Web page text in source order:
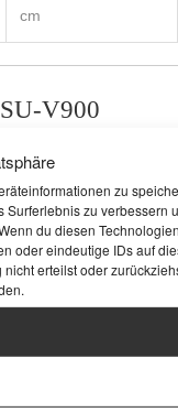
zu
Surferlebnis zu verbessern
du diesen
oder eindeutige IDs auf
erteilst oder
cm
V900
Du
beiAliexpress
Cinch-
Reinigungs-
Frontplatte